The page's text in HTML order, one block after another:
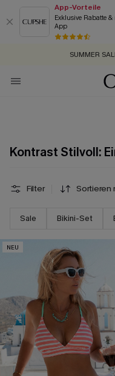
App-Vorteile
Exklusive Rabatte
App
GRATIS MASSBAND
SUMMER
ZUM NEWSLETTER:
Kontrast Stilvoll:
Filter Sortieren
Sale Bikini-Set
NEU